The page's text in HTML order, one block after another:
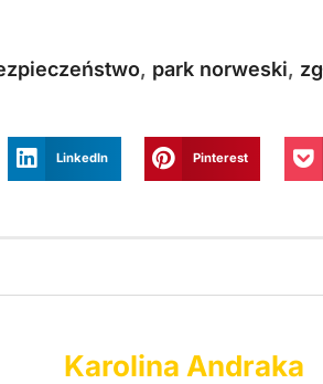
, park norweski,
LinkedIn Pinterest
Karolina Andraka